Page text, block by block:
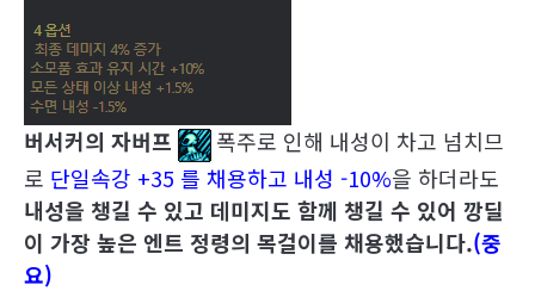
버서커의 자버프
폭주로 인해 내성이 차고 넘치므
로 단일속강 +35 를 채용하고 내성 -10%을 하더라도
내성을 챙길 수 있고 데미지도 함께 챙길 수 있어 깡딜
이 가장 높은 엔트 정령의 목걸이를 채용했습니다.(중
요)